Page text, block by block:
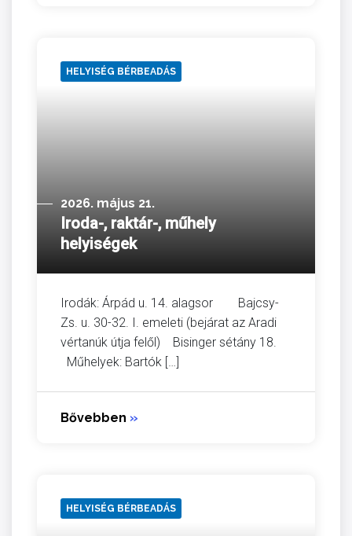
HELYISÉG BÉRBEADÁS
2026. május 21.
Iroda-, raktár-, műhely
helyiségek
Irodák: Árpád u. 14. alagsor Bajcsy-
Zs. u. 30-32. I. emeleti (bejárat az Aradi
vértanúk útja felől) Bisinger sétány 18.
Műhelyek: Bartók […]
Bővebben »
HELYISÉG BÉRBEADÁS